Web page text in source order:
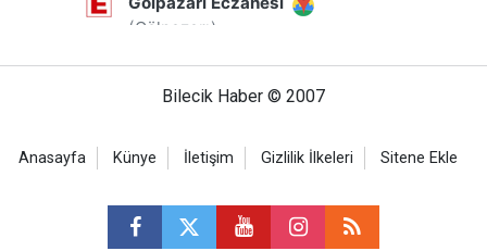
Bilecik Haber © 2007
Anasayfa Künye İletişim Gizlilik İlkeleri Sitene Ekle